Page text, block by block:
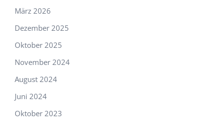
März 2026
Dezember 2025
Oktober 2025
November 2024
August 2024
Juni 2024
Oktober 2023